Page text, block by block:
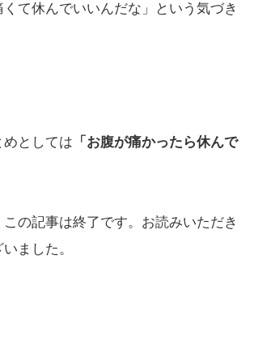
くて休んでいいんだな」という気づき
めとしては 「お腹が痛かったら休んで
この記事は終了です。お読みいただき
ました。